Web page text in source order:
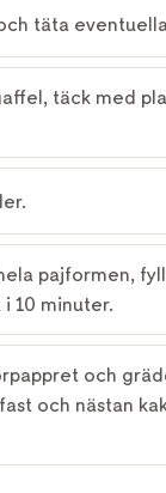
täta
täck med
pajformen,
10 minuter.
och
och nästan